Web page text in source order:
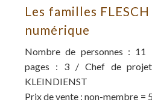
Les familles
numérique
Nombre de personnes :
pages : 3 / Chef de projet
KLEINDIENST
Prix de vente : non-membre =